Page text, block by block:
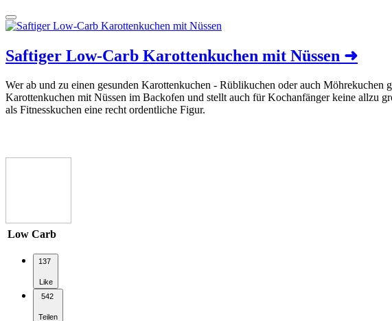
Saftiger Low-Carb Karottenkuchen mit Nüssen ➜
Wer ab und zu einen gesunden Karottenkuchen - Rüblikuchen oder auch Möhrekuchen
Karottenkuchen mit Nüssen im Backofen und stellt auch für Kochanfänger keine allzu
als Fitnesskuchen eine recht ordentliche Figur.
Low Carb
137
Like
542
Teilen